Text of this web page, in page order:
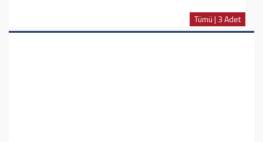
Tümü | 3 Adet